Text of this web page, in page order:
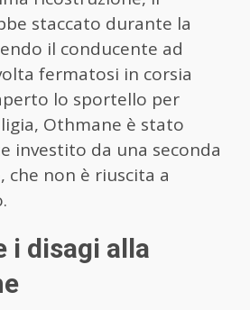
staccato durante la
il conducente ad
fermatosi in corsia
lo sportello per
Othmane è stato
investito da una seconda
non è riuscita a
i disagi alla